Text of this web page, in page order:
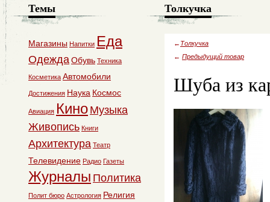
Толкучка
← Толкучка
← Предыдущий товар
Шуба из
Темы
Магазины Напитки Еда
ОдеждаОбувь Техника
Косметика Автомобили
Достижения Наука Космос
Авиация Кино Музыка
Живопись Книги
Архитектура Театр
Телевидение Радио Газеты
Журналы Политика
Полит бюро Астрология Религия